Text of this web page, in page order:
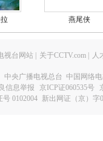
燕尾侠
视台网站 关于CCTV.com 人
中央广播电视总台 中国网络
信息举报
京ICP证060535号
0102004 新出网证（京）